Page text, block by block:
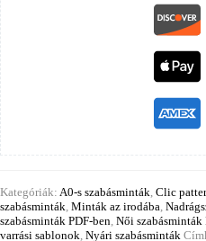
Kategóriák: A0-s szabásminták Clic
szabásminták Minták az irodába
szabásminták PDF-ben Női szabásminták
varrási sablonok Nyári szabásminták